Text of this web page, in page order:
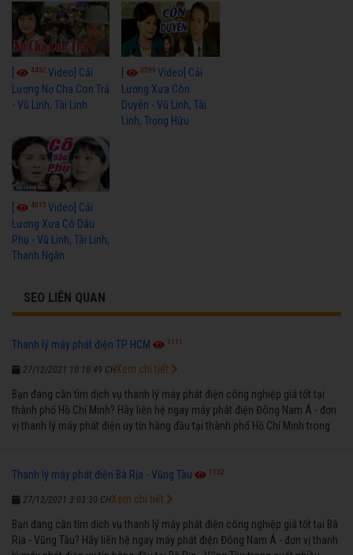
4432 Video] Cải
Lương Nợ Cha Con Trả
- Vũ Linh, Tài Linh
3599Video] Cải
Lương Xưa Còn
Duyên - Vũ Linh, Tài
Linh, Trọng Hữu
[ 4015 Video] Cải
Lương Xưa Cô Dâu
Phụ - Vũ Linh, Tài Linh,
Thanh Ngân
SEO LIÊN QUAN
Thanh lý máy phát điện TP HCM 1111
27/12/2021 10:10:49 CH
Bạn đang cần tìm dịch vụ thanh lý máy phát điện công nghiệp giá tốt tại
thành phố Hồ Chí Minh? Hãy liên hệ ngay máy phát điện Đông Nam Á - đơn
vị thanh lý máy phát điện uy tín hàng đầu tại thành phố Hồ Chí Minh trong
Xem chi tiết
Thanh lý máy phát điện Bà Rịa - Vũng Tàu 1132
27/12/2021 3:03:30 CH
Bạn đang cần tìm dịch vụ thanh lý máy phát điện công nghiệp giá tốt tại Bà
Rịa - Vũng Tàu? Hãy liên hệ ngay máy phát điện Đông Nam Á - đơn vị thanh
Xem chi tiết